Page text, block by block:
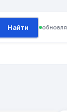
Найти